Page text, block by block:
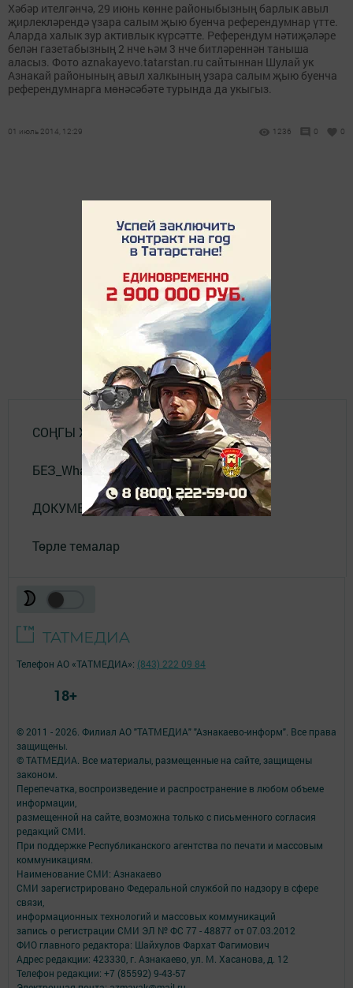
Хәбәр ителгәнчә, 29 июнь көнне районыбызның барлык авыл
җирлекләрендә үзара салым җыю буенча референдумнар үтте.
Аларда халык зур активлык күрсәтте. Референдум нәтиҗәләре
белән газетабызның 2 нче һәм 3 нче битләреннән таныша
аласыз. Фото aznakayevo.tatarstan.ru сайтыннан Шулай ук
Азнакай районының авыл халкының узара салым җыю буенча
референдумнарга мөнәсәбәте турында да укыгыз.
01 июль 2014, 12:29 1236 0 0
СОҢГЫ ХӘБӘРЛӘР
БЕЗ_WhatsApp_та
ДОКУМЕНТЛАР
Төрле темалар
© 2011 - 2026. Филиал АО "ТАТМЕДИА" "Азнакаево-информ". Все права
защищены.
© ТАТМЕДИА. Все материалы, размещенные на сайте, защищены
законом.
Перепечатка, воспроизведение и распространение в любом объеме
информации,
размещенной на сайте, возможна только с письменного согласия
редакций СМИ.
При поддержке Республиканского агентства по печати и массовым
коммуникациям.
Наименование СМИ: Азнакаево
СМИ зарегистрировано Федеральной службой по надзору в сфере
связи,
информационных технологий и массовых коммуникаций
запись о регистрации СМИ ЭЛ № ФС 77 - 48877 от 07.03.2012
ФИО главного редактора: Шайхулов Фархат Фагимович
Адрес редакции: 423330, г. Азнакаево, ул. М. Хасанова, д. 12
Телефон редакции: +7 (85592) 9-43-57
Телефон АО «ТАТМЕДИА»: (843) 222 09 84
18+